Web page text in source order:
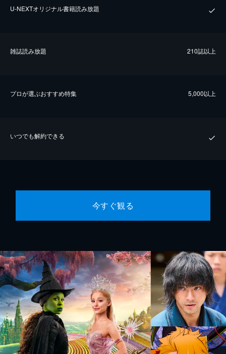
U-NEXTオリジナル書籍読み放題
雑誌読み放題 210誌以上
プロが選ぶおすすめ特集 5,000以上
いつでも解約できる
今すぐ観る